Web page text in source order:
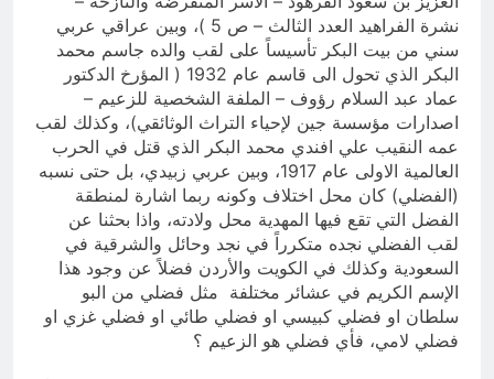
نشرة الفراهيد العدد الثالث – ص 5 )، وبين عراقي عربي
سني من بيت البكر تأسيساً على لقب والده جاسم محمد
البكر الذي تحول الى قاسم عام 1932 ( المؤرخ الدكتور
عماد عبد السلام رؤوف – الملفة الشخصية للزعيم –
اصدارات مؤسسة جين لإحياء التراث الوثائقي)، وكذلك لقب
عمه النقيب علي افندي محمد البكر الذي قتل في الحرب
العالمية الاولى عام 1917، وبين عربي زبيدي، بل حتى نسبه
(الفضلي) كان محل اختلاف وكونه ربما اشارة لمنطقة
الفضل التي تقع فيها المهدية محل ولادته، واذا بحثنا عن
لقب الفضلي نجده متكرراً في نجد وحائل والشرقية في
السعودية وكذلك في الكويت والأردن فضلاً عن وجود هذا
الإسم الكريم في عشائر مختلفة مثل فضلي من البو
سلطان او فضلي كبيسي او فضلي طائي او فضلي غزي او
فضلي لامي، فأي فضلي هو الزعيم ؟